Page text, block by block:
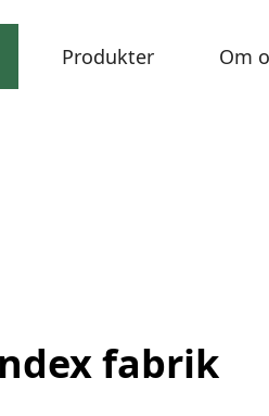
Produkter Om
fabrik